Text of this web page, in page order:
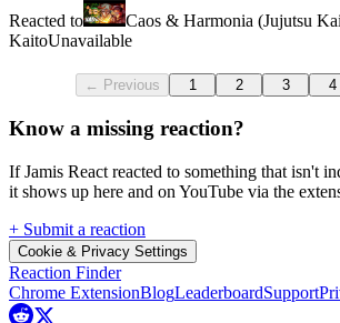
Reacted to
Caos & Harmonia (Jujutsu
KaitoUnavailable
← Previous 1 2 3 4
Know a missing reaction?
If Jamis React reacted to something that isn't
it shows up here and on YouTube via the
+ Submit a reaction
Cookie & Privacy Settings
Reaction Finder
Chrome ExtensionBlogLeaderboardSupport